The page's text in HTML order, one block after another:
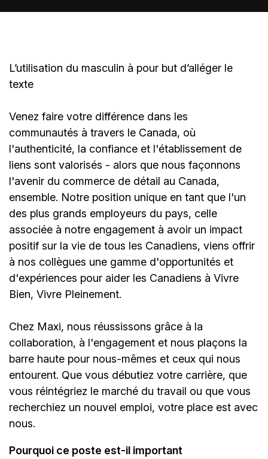
L’utilisation du masculin à pour but d’alléger le
texte
Venez faire votre différence dans les
communautés à travers le Canada, où
l'authenticité, la confiance et l'établissement de
liens sont valorisés - alors que nous façonnons
l'avenir du commerce de détail au Canada,
ensemble. Notre position unique en tant que l'un
des plus grands employeurs du pays, celle
associée à notre engagement à avoir un impact
positif sur la vie de tous les Canadiens, viens offrir
à nos collègues une gamme d'opportunités et
d'expériences pour aider les Canadiens à Vivre
Bien, Vivre Pleinement.
Chez Maxi, nous réussissons grâce à la
collaboration, à l'engagement et nous plaçons la
barre haute pour nous-mêmes et ceux qui nous
entourent. Que vous débutiez votre carrière, que
vous réintégriez le marché du travail ou que vous
recherchiez un nouvel emploi, votre place est avec
nous.
Pourquoi ce poste est-il important